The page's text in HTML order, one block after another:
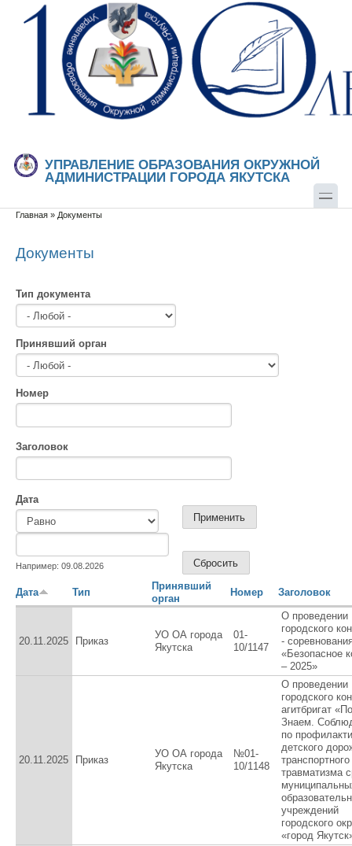
Перейти к основному содержанию
Skip to search
УПРАВЛЕНИЕ ОБРАЗОВАНИЯ ОКРУЖНОЙ
АДМИНИСТРАЦИИ ГОРОДА ЯКУТСКА
Вы здесь
Главная » Документы
Документы
Тип документа
Принявший орган
Номер
Заголовок
Дата
Например: 09.08.2026
Дата Тип
Принявший
орган
Номер Заголовок
20.11.2025 Приказ
УО ОА города
Якутска
01-
10/1147
О проведении
городского
-
«Безопасное
– 2025»
20.11.2025 Приказ
УО ОА города
Якутска
№01-
10/1148
О проведении
городского
агитбригат
Знаем.
по
детского
транспортного
травматизма
учреждений
городского
«город